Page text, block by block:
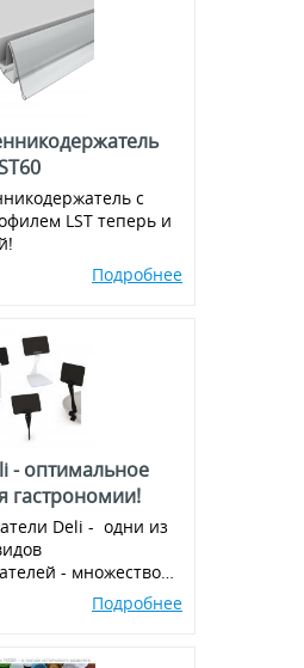
для подвешивания
фурнитура
крючки на
и перфорацию
зоны
с
LST теперь и
Подробнее
- оптимальное
гастрономии!
Deli - одни из
- множество
всегда в
Подробнее